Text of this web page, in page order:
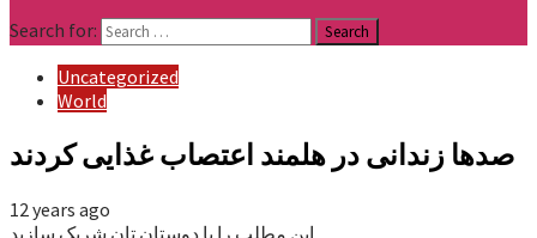
Search for:
Uncategorized
World
صدها زندانی در هلمند اعتصاب غذایی کردند
12 years ago
این مطلب را با دوستان تان شریک سازید